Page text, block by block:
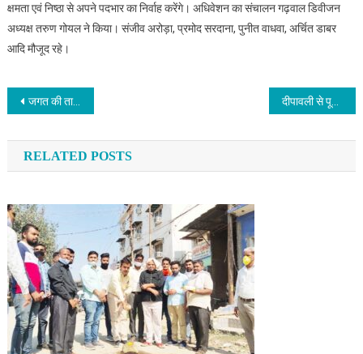
क्षमता एवं निष्ठा से अपने पदभार का निर्वाह करेंगे। अधिवेशन का संचालन गढ़वाल डिवीजन
अध्यक्ष तरुण गोयल ने किया। संजीव अरोड़ा, प्रमोद सरदाना, पुनीत वाधवा, अर्चित डाबर
आदि मौजूद रहे।
Post navigation
जगत की तारणहार है मां भगवती-स्वामी कैलाशानंद गिरी दीपावली से पूर्व पीपीपी और बोनस भुगतान की मांग को लेकर भेल कर्मचारियों ने किया प्रदर्शन
RELATED POSTS